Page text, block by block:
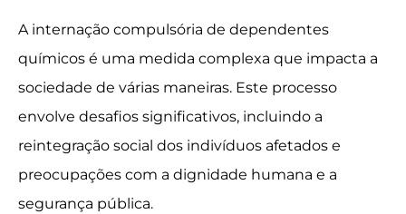
A internação compulsória de dependentes
químicos é uma medida complexa que impacta a
sociedade de várias maneiras. Este processo
envolve desafios significativos, incluindo a
reintegração social dos indivíduos afetados e
preocupações com a dignidade humana e a
segurança pública.